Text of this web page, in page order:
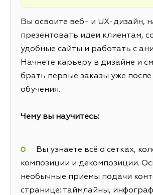
Вы освоите веб- и UX-дизайн,
презентовать идеи клиентам,
удобные сайты и работать с
Начнете карьеру в дизайне и
брать первые заказы уже после
обучения.
Чему вы научитесь:
Вы узнаете всё о сетках,
композиции и декомпозиции.
необычные приемы подачи
странице: таймлайны,